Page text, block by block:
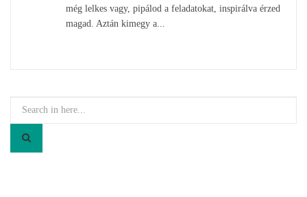
még lelkes vagy, pipálod a feladatokat, inspirálva érzed
magad. Aztán kimegy a...